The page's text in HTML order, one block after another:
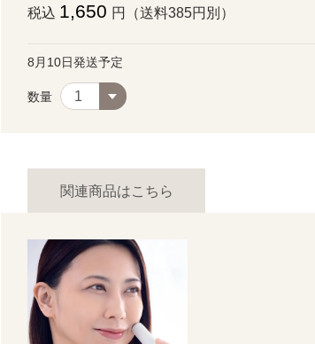
税込 1,650 円（送料385円別）
8月10日発送予定
数量
関連商品はこちら